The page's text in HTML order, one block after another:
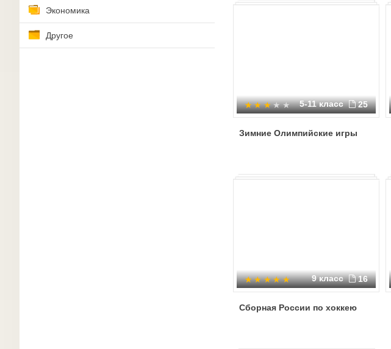
Экономика
Другое
5-11 класс 25
Зимние Олимпийские игры
9 класс 16
Сборная России по хоккею